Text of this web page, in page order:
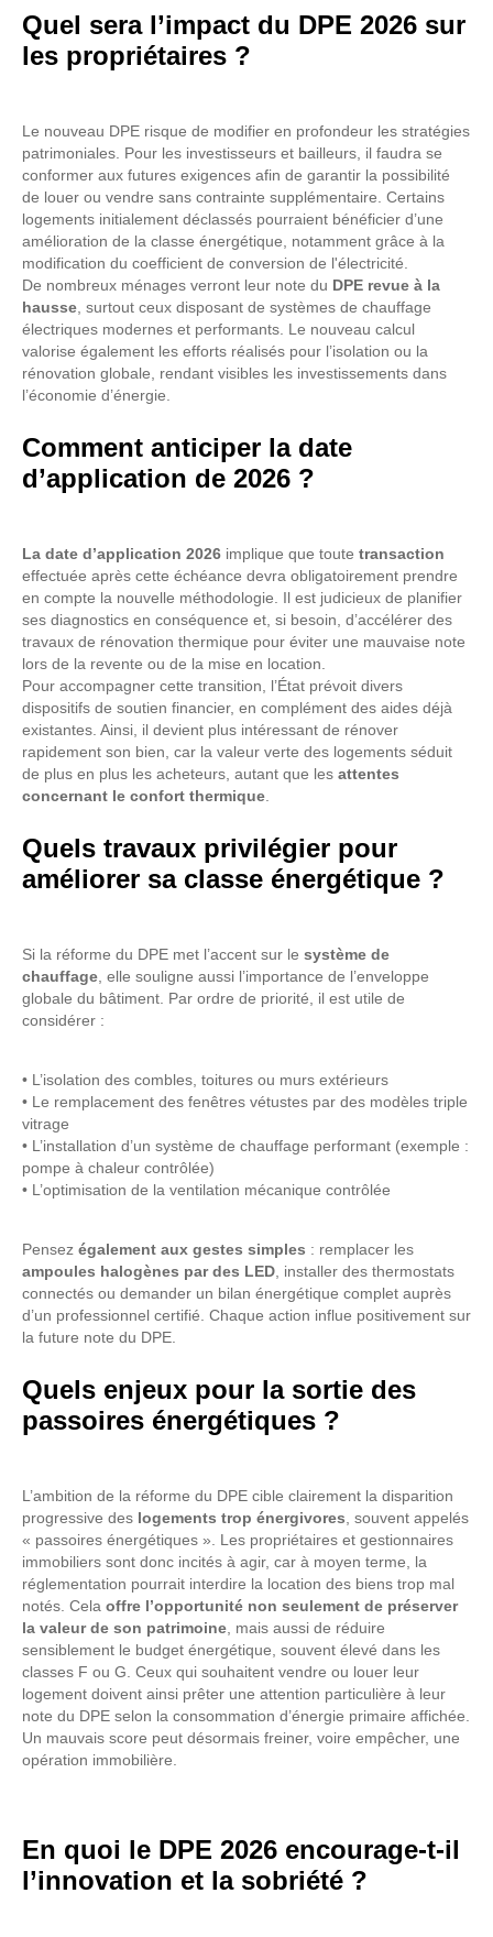
Quel sera l’impact du DPE 2026 sur
les propriétaires ?
Le nouveau DPE risque de modifier en profondeur les stratégies
patrimoniales. Pour les investisseurs et bailleurs, il faudra se
conformer aux futures exigences afin de garantir la possibilité
de louer ou vendre sans contrainte supplémentaire. Certains
logements initialement déclassés pourraient bénéficier d’une
amélioration de la classe énergétique, notamment grâce à la
modification du coefficient de conversion de l'électricité.
De nombreux ménages verront leur note du DPE revue à la
hausse , surtout ceux disposant de systèmes de chauffage
électriques modernes et performants. Le nouveau calcul
valorise également les efforts réalisés pour l’isolation ou la
rénovation globale, rendant visibles les investissements dans
l’économie d’énergie.
Comment anticiper la date
d’application de 2026 ?
La date d’application 2026 implique que toute transaction
effectuée après cette échéance devra obligatoirement prendre
en compte la nouvelle méthodologie. Il est judicieux de planifier
ses diagnostics en conséquence et, si besoin, d’accélérer des
travaux de rénovation thermique pour éviter une mauvaise note
lors de la revente ou de la mise en location.
Pour accompagner cette transition, l’État prévoit divers
dispositifs de soutien financier, en complément des aides déjà
existantes. Ainsi, il devient plus intéressant de rénover
rapidement son bien, car la valeur verte des logements séduit
de plus en plus les acheteurs, autant que les attentes
concernant le confort thermique
Quels travaux privilégier pour
améliorer sa classe énergétique ?
Si la réforme du DPE met l’accent sur le système de
chauffage , elle souligne aussi l’importance de l’enveloppe
globale du bâtiment. Par ordre de priorité, il est utile de
considérer :
• L’isolation des combles, toitures ou murs extérieurs
• Le remplacement des fenêtres vétustes par des modèles triple
vitrage
• L’installation d’un système de chauffage performant (exemple :
pompe à chaleur contrôlée)
• L’optimisation de la ventilation mécanique contrôlée
Pensez également aux gestes simples : remplacer les
ampoules halogènes par des LED , installer des thermostats
connectés ou demander un bilan énergétique complet auprès
d’un professionnel certifié. Chaque action influe positivement sur
la future note du DPE.
Quels enjeux pour la sortie des
passoires énergétiques ?
L’ambition de la réforme du DPE cible clairement la disparition
progressive des logements trop énergivores , souvent appelés
« passoires énergétiques ». Les propriétaires et gestionnaires
immobiliers sont donc incités à agir, car à moyen terme, la
réglementation pourrait interdire la location des biens trop mal
notés. Cela offre l’opportunité non seulement de préserver
la valeur de son patrimoine , mais aussi de réduire
sensiblement le budget énergétique, souvent élevé dans les
classes F ou G. Ceux qui souhaitent vendre ou louer leur
logement doivent ainsi prêter une attention particulière à leur
note du DPE selon la consommation d’énergie primaire affichée.
Un mauvais score peut désormais freiner, voire empêcher, une
opération immobilière.
En quoi le DPE 2026 encourage-t-il
l’innovation et la sobriété ?